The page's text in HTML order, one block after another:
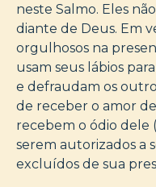
neste Salmo. Eles
diante de Deus. Em
orgulhosos na
usam seus lábios
e defraudam os
de receber o amor
recebem o ódio dele
serem autorizados a
excluídos de sua